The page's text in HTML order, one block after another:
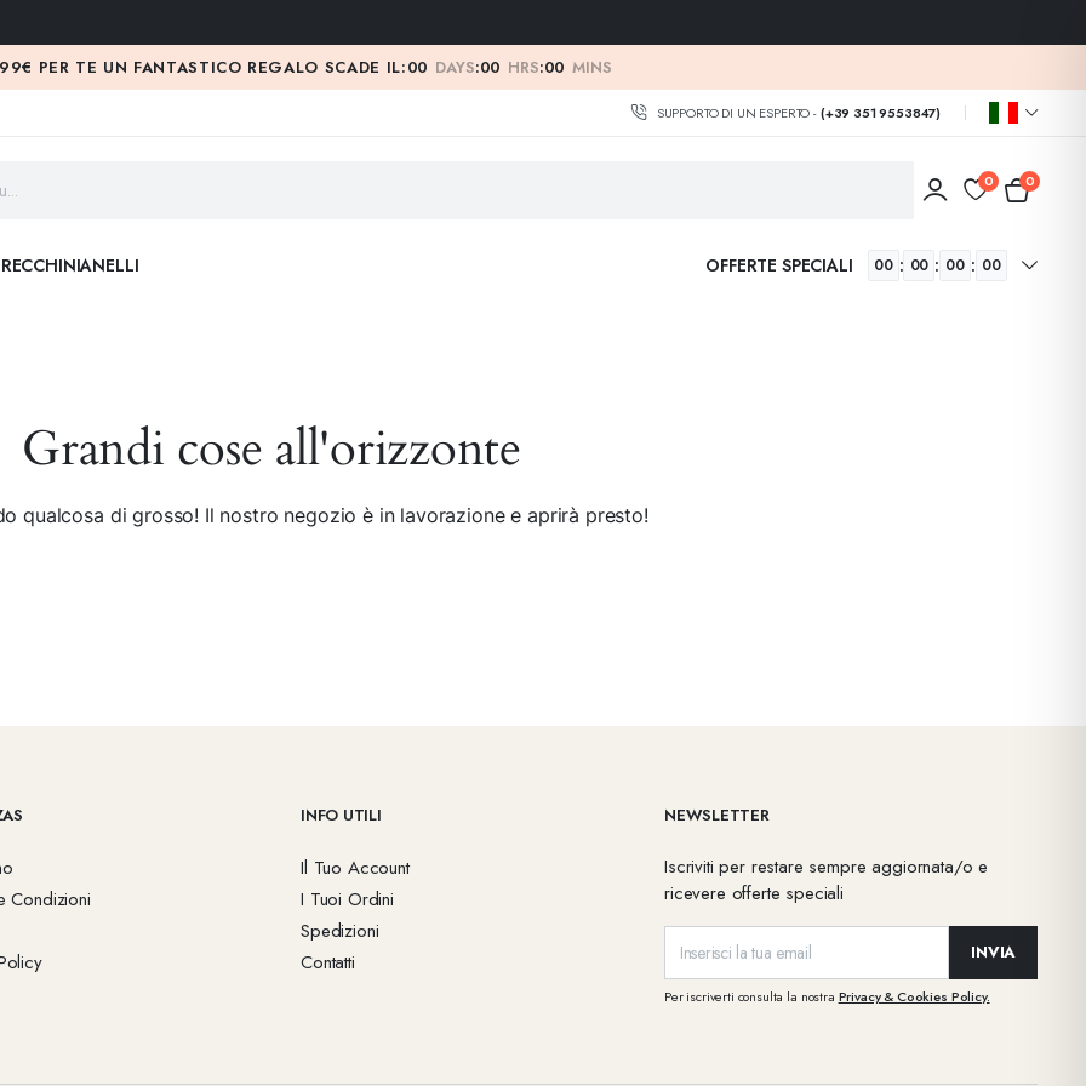
PER TE UN FANTASTICO REGALO SCADE IL:00 DAYS:00 HRS:00 MINS
SUPPORTO DI UN ESPERTO - (+39 351 9553847)
0 0
ANELLI OFFERTE SPECIALI 00 : 00 : 00 : 00
Grandi cose all'orizzonte
qualcosa di grosso! Il nostro negozio è in lavorazione e aprirà presto!
Condizioni
INFO UTILI
Il Tuo Account
I Tuoi Ordini
Spedizioni
Contatti
NEWSLETTER
Iscriviti per restare sempre aggiornata/o e
ricevere offerte speciali
INVIA
Per iscriverti consulta la nostra Privacy & Cookies Policy.